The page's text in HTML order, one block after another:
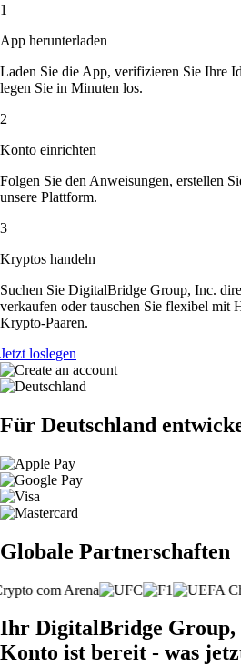
1
App herunterladen
Laden Sie die App, verifizieren Sie Ihre
legen Sie in Minuten los.
2
Konto einrichten
Folgen Sie den Anweisungen, erstellen
unsere Plattform.
3
Kryptos handeln
Suchen Sie DigitalBridge Group, Inc.
verkaufen oder tauschen Sie flexibel mit
Krypto-Paaren.
Jetzt loslegen
Für Deutschland
Globale Partnerschaften
Ihr DigitalBridge
Konto ist bereit - was